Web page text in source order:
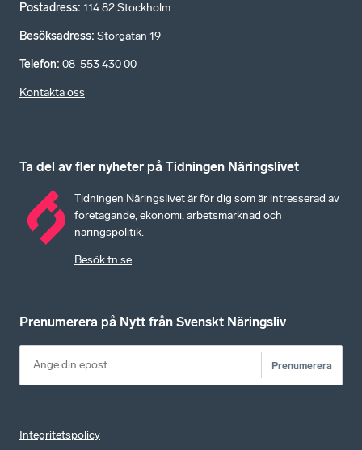
Postadress: 114 82 Stockholm
Besöksadress: Storgatan 19
Telefon: 08-553 430 00
Kontakta oss
Ta del av fler nyheter på Tidningen Näringslivet
Tidningen Näringslivet är för dig som är intresserad av
företagande, ekonomi, arbetsmarknad och
näringspolitik.
Besök tn.se
Prenumerera på Nytt från Svenskt Näringsliv
Prenumerera
Integritetspolicy